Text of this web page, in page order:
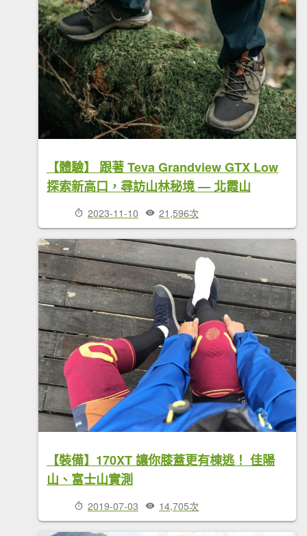
【體驗】 跟著 Teva Grandview GTX Low
探索新高口，尋訪山林秘境 — 北霞山
2023-11-10 21,596次
【裝備】170XT 讓你膝蓋更有棟逃！ 佳陽
山、富士山實測
2019-07-03 14,705次